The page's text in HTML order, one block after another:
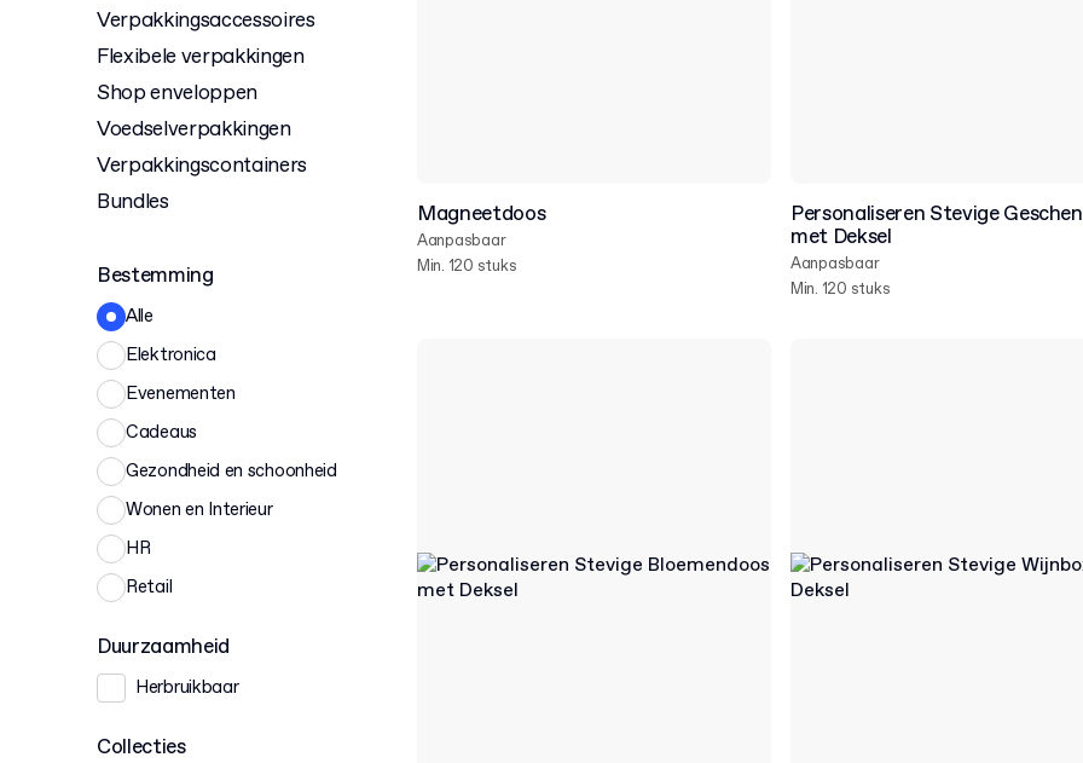
Verpakkingsaccessoires
Flexibele verpakkingen
Shop enveloppen
Voedselverpakkingen
Verpakkingscontainers
Bundles
Bestemming
Alle
Elektronica
Evenementen
Cadeaus
Gezondheid en schoonheid
Wonen en Interieur
HR
Retail
Duurzaamheid
Herbruikbaar
Collecties
Magneetdoos
Aanpasbaar
Min. 120 stuks
Personaliseren Stevige
met Deksel
Aanpasbaar
Min. 120 stuks